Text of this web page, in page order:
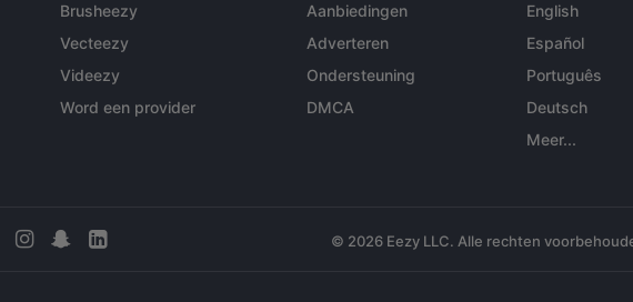
Brusheezy
Vecteezy
Videezy
Word een provider
Aanbiedingen
Adverteren
Ondersteuning
DMCA
English
Español
Português
Deutsch
Meer...
© 2026 Eezy LLC. Alle rechten